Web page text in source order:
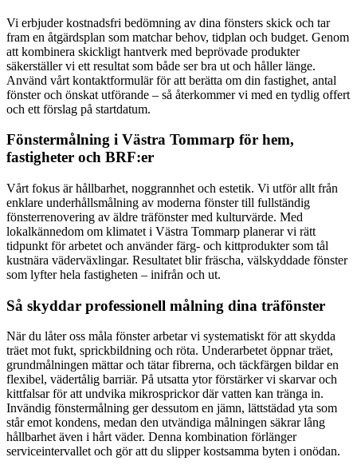
Vi erbjuder kostnadsfri bedömning av dina fönsters skick och tar
fram en åtgärdsplan som matchar behov, tidplan och budget. Genom
att kombinera skickligt hantverk med beprövade produkter
säkerställer vi ett resultat som både ser bra ut och håller länge.
Använd vårt kontaktformulär för att berätta om din fastighet, antal
fönster och önskat utförande – så återkommer vi med en tydlig offert
och ett förslag på startdatum.
Fönstermålning i Västra Tommarp för hem,
fastigheter och BRF:er
Vårt fokus är hållbarhet, noggrannhet och estetik. Vi utför allt från
enklare underhållsmålning av moderna fönster till fullständig
fönsterrenovering av äldre träfönster med kulturvärde. Med
lokalkännedom om klimatet i Västra Tommarp planerar vi rätt
tidpunkt för arbetet och använder färg- och kittprodukter som tål
kustnära väderväxlingar. Resultatet blir fräscha, välskyddade fönster
som lyfter hela fastigheten – inifrån och ut.
Så skyddar professionell målning dina träfönster
När du låter oss måla fönster arbetar vi systematiskt för att skydda
träet mot fukt, sprickbildning och röta. Underarbetet öppnar träet,
grundmålningen mättar och tätar fibrerna, och täckfärgen bildar en
flexibel, vädertålig barriär. På utsatta ytor förstärker vi skarvar och
kittfalsar för att undvika mikrosprickor där vatten kan tränga in.
Invändig fönstermålning ger dessutom en jämn, lättstädad yta som
står emot kondens, medan den utvändiga målningen säkrar lång
hållbarhet även i hårt väder. Denna kombination förlänger
serviceintervallet och gör att du slipper kostsamma byten i onödan.